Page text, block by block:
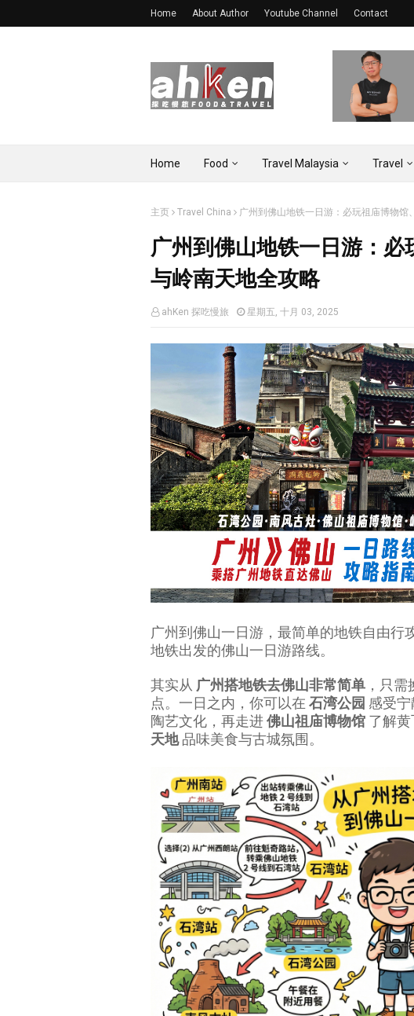
Home About Author Youtube Channel Contact
Home Food Travel Malaysia Travel
主页 Travel China 广州到佛山地铁一日游：必玩祖庙博物馆
广州到佛山地铁一日游：
与岭南天地全攻略
ahKen 探吃慢旅 星期五, 十月 03, 2025
广州到佛山一日游，最简单的地铁自由
地铁出发的佛山一日游路线。
其实从 广州搭地铁去佛山非常简单 ，只
点。一日之内，你可以在 石湾公园 感受
陶艺文化，再走进佛山祖庙博物馆 了解
天地品味美食与古城氛围。